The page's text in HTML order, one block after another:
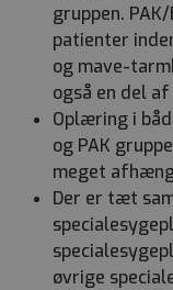
gruppen.
patienter
og mave-
også en del
Oplæring i
og PAK
meget
Der er tæt
øvrige